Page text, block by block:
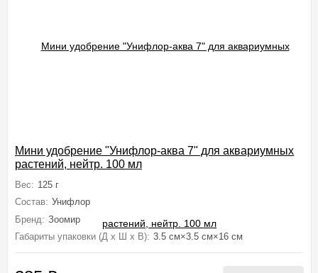
Мини удобрение "Унифлор-аква 7" для аквариумных
растений, нейтр. 100 мл
Вес: 125 г
Состав: Унифлор
Бренд: Зоомир
Габариты упаковки (Д х Ш х В): 3.5 см×3.5 см×16 см